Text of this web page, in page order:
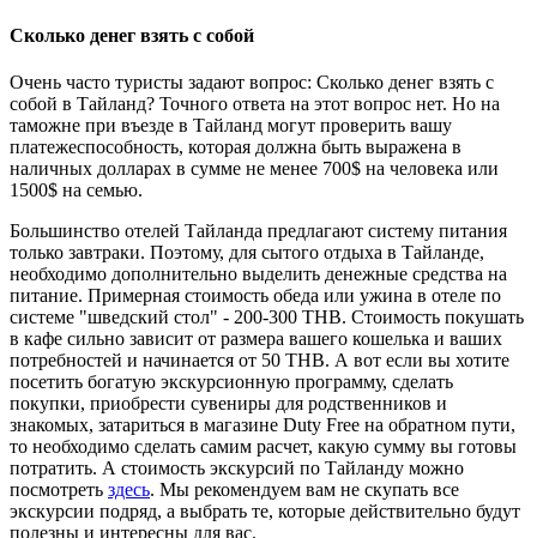
Сколько денег взять с собой
Очень часто туристы задают вопрос: Сколько денег взять с
собой в Тайланд? Точного ответа на этот вопрос нет. Но на
таможне при въезде в Тайланд могут проверить вашу
платежеспособность, которая должна быть выражена в
наличных долларах в сумме не менее 700$ на человека или
1500$ на семью.
Большинство отелей Тайланда предлагают систему питания
только завтраки. Поэтому, для сытого отдыха в Тайланде,
необходимо дополнительно выделить денежные средства на
питание. Примерная стоимость обеда или ужина в отеле по
системе "шведский стол" - 200-300 THB. Стоимость покушать
в кафе сильно зависит от размера вашего кошелька и ваших
потребностей и начинается от 50 THB. А вот если вы хотите
посетить богатую экскурсионную программу, сделать
покупки, приобрести сувениры для родственников и
знакомых, затариться в магазине Duty Free на обратном пути,
то необходимо сделать самим расчет, какую сумму вы готовы
потратить. А стоимость экскурсий по Тайланду можно
посмотреть здесь. Мы рекомендуем вам не скупать все
экскурсии подряд, а выбрать те, которые действительно будут
полезны и интересны для вас.